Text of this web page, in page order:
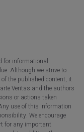
for informational
Although we strive to
the published content, it
Veritas and the authors
or actions taken
use of this information
We encourage
for any important